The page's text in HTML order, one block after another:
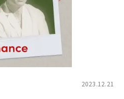
2023.12.21